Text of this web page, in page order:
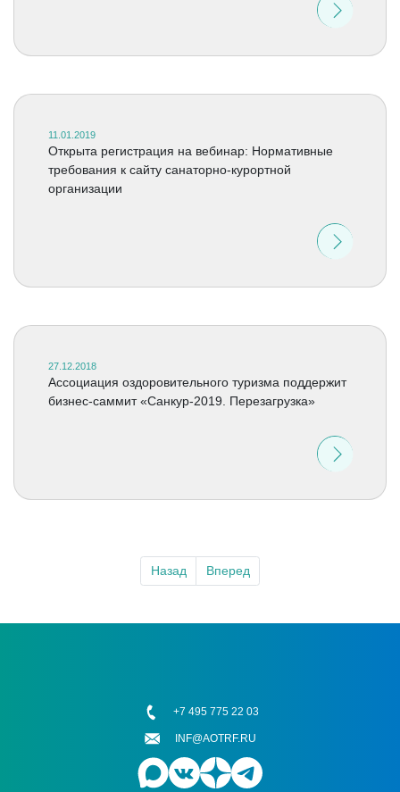
11.01.2019
Открыта регистрация на вебинар: Нормативные
требования к сайту санаторно-курортной
организации
27.12.2018
Ассоциация оздоровительного туризма поддержит
бизнес-саммит «Санкур-2019. Перезагрузка»
Назад Вперед
+7 495 775 22 03
INF@AOTRF.RU